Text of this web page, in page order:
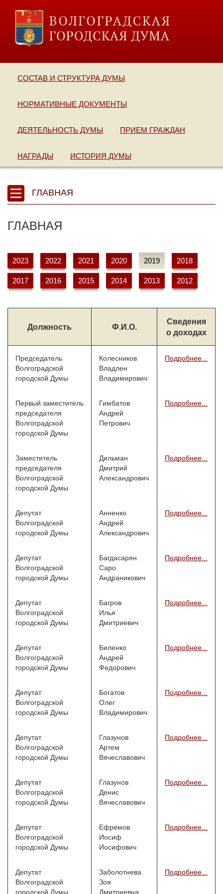
СОСТАВ И СТРУКТУРА ДУМЫ
НОРМАТИВНЫЕ ДОКУМЕНТЫ
ДЕЯТЕЛЬНОСТЬ ДУМЫ ПРИЕМ ГРАЖДАН
НАГРАДЫ ИСТОРИЯ ДУМЫ
ГЛАВНАЯ
ГЛАВНАЯ
2023 2022 2021 2020 2019 2018
2017 2016 2015 2014 2013 2012
Должность Ф.И.О.
Сведения
о доходах
Председатель
Волгоградской
городской Думы
Колесников
Владлен
Владимирович
Подробнее...
Первый заместитель
председателя
Волгоградской
городской Думы
Гимбатов
Андрей
Петрович
Подробнее...
Заместитель
председателя
Волгоградской
городской Думы
Дильман
Дмитрий
Александрович
Подробнее...
Депутат
Волгоградской
городской Думы
Анненко
Андрей
Александрович
Подробнее...
Депутат
Волгоградской
городской Думы
Багдасарян
Саро
Андраникович
Подробнее...
Депутат
Волгоградской
городской Думы
Багров
Илья
Дмитриевич
Подробнее...
Депутат
Волгоградской
городской Думы
Биленко
Андрей
Федорович
Подробнее...
Депутат
Волгоградской
городской Думы
Богатов
Олег
Владимирович
Подробнее...
Депутат
Волгоградской
городской Думы
Глазунов
Артем
Вячеславович
Подробнее...
Депутат
Волгоградской
городской Думы
Глазунов
Денис
Вячеславович
Подробнее...
Депутат
Волгоградской
городской Думы
Ефремов
Иосиф
Иосифович
Подробнее...
Депутат
Волгоградской
городской Думы
Заболотнева
Зоя
Дмитриевна
Подробнее...